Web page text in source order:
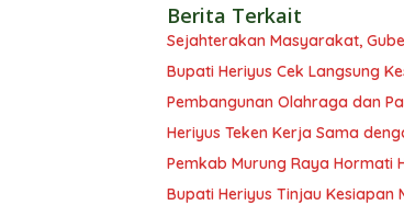
Berita Terkait
Sejahterakan Masyarakat,
Bupati Heriyus Cek Langsung
Pembangunan Olahraga dan
Heriyus Teken Kerja Sama
Pemkab Murung Raya Hormati
Bupati Heriyus Tinjau Kesiapan